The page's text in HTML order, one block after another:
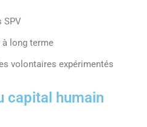
SPV
long terme
volontaires expérimentés
capital humain